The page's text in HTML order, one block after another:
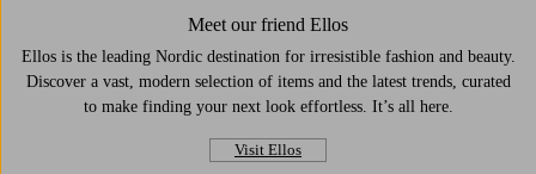
Meet our friend Ellos
Ellos is the leading Nordic destination for irresistible fashion and beauty.
Discover a vast, modern selection of items and the latest trends, curated
to make finding your next look effortless. It’s all here.
Visit Ellos